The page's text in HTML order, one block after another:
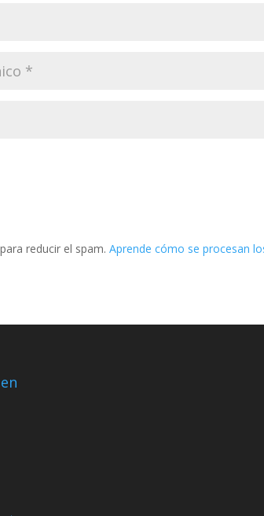
reducir el spam.Aprende cómo se procesan